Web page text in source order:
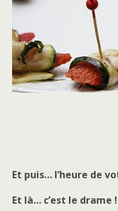
Et puis… l’heure de
Et là… c’est le drame !